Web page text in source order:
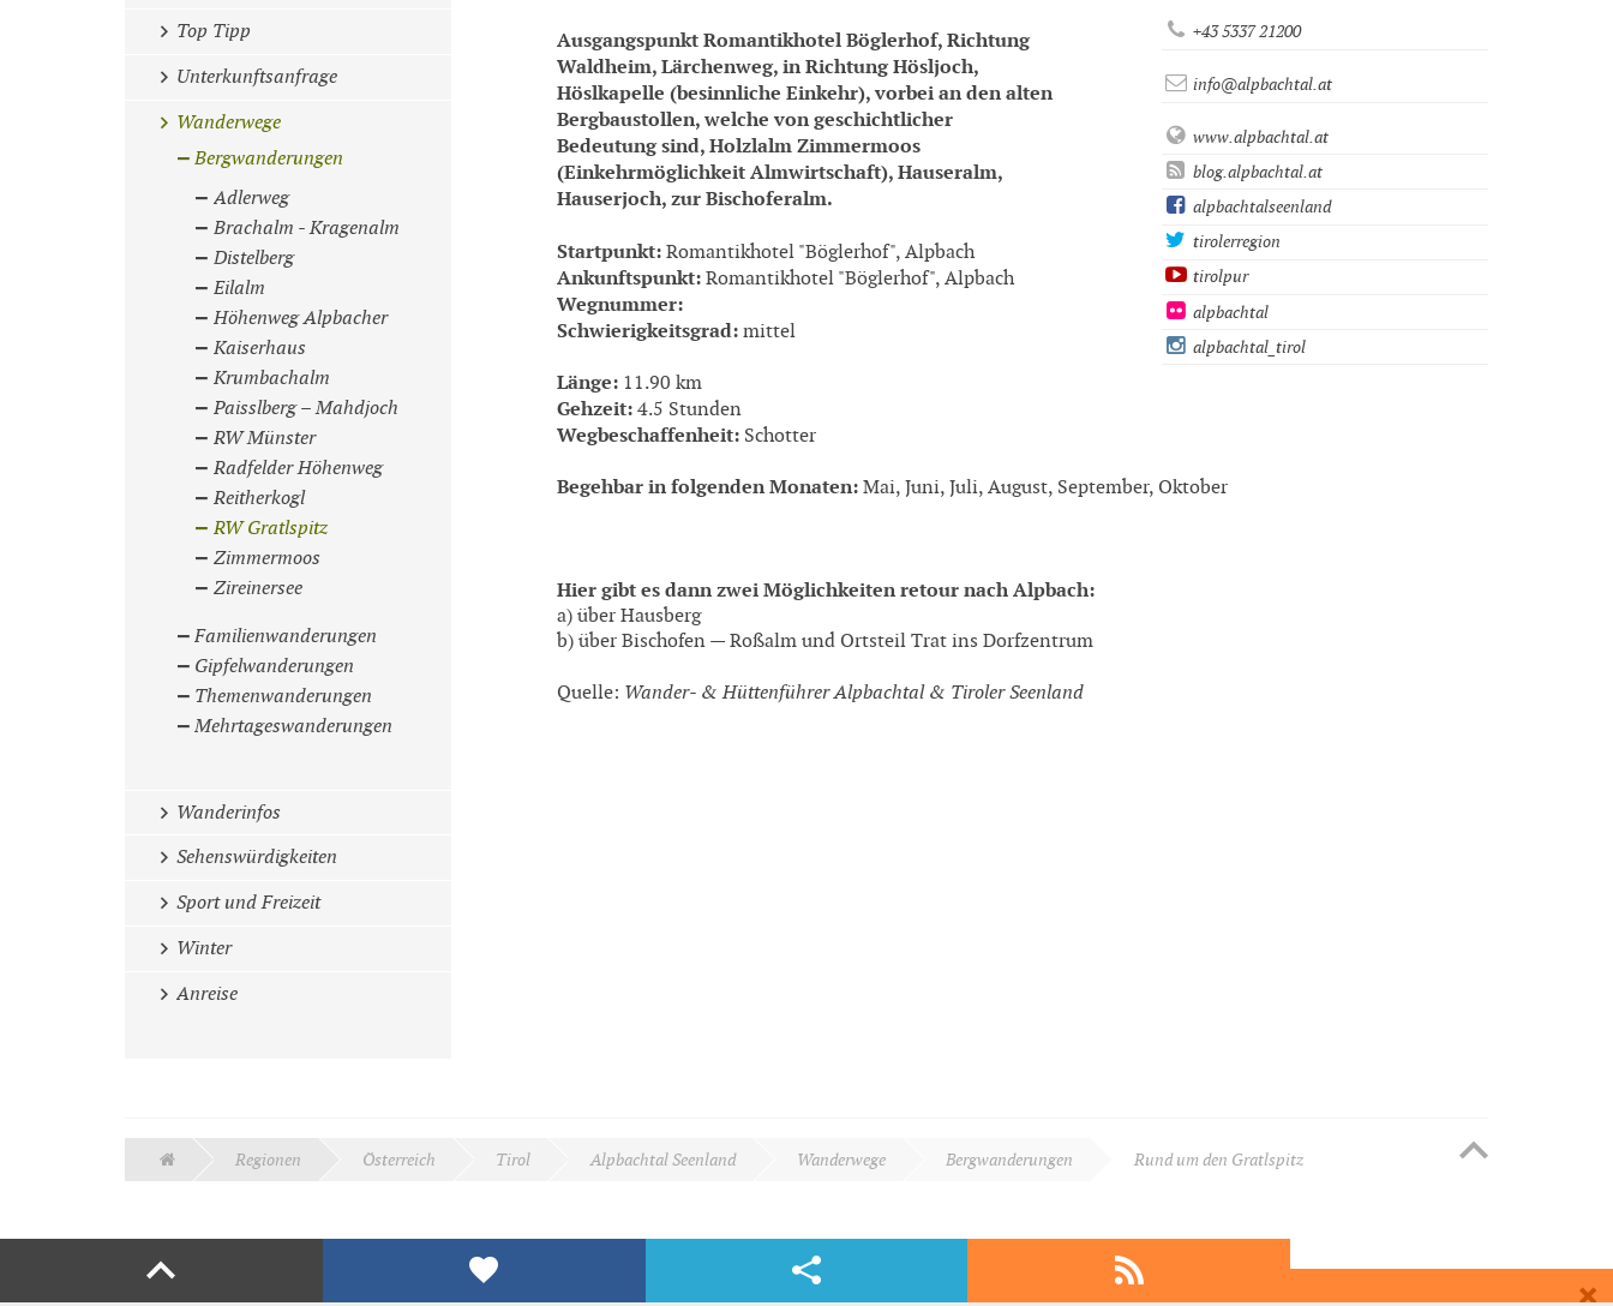
Ausgangspunkt Romantikhotel Böglerhof, Richtung
Waldheim, Lärchenweg, in Richtung Hösljoch,
Höslkapelle (besinnliche Einkehr), vorbei an den alten
Bergbaustollen, welche von geschichtlicher
Bedeutung sind, Holzlalm Zimmermoos
(Einkehrmöglichkeit Almwirtschaft), Hauseralm,
Hauserjoch, zur Bischoferalm.
Startpunkt: Romantikhotel "Böglerhof", Alpbach
Ankunftspunkt: Romantikhotel "Böglerhof", Alpbach
Wegnummer:
Schwierigkeitsgrad: mittel
Länge: 11.90 km
Gehzeit: 4.5 Stunden
Wegbeschaffenheit: Schotter
Begehbar in folgenden Monaten: Mai, Juni, Juli, August, September, Oktober
Hier gibt es dann zwei Möglichkeiten retour nach Alpbach:
a) über Hausberg
b) über Bischofen — Roßalm und Ortsteil Trat ins Dorfzentrum
Quelle: Wander- & Hüttenführer Alpbachtal & Tiroler Seenland
+43 5337 21200
info@alpbachtal.at
www.alpbachtal.at
blog.alpbachtal.at
alpbachtalseenland
tirolerregion
tirolpur
alpbachtal
alpbachtal_tirol
Top Tipp
Unterkunftsanfrage
Wanderwege
Bergwanderungen
Adlerweg
Brachalm - Kragenalm
Distelberg
Eilalm
Höhenweg Alpbacher
Kaiserhaus
Krumbachalm
Paisslberg – Mahdjoch
RW Münster
Radfelder Höhenweg
Reitherkogl
RW Gratlspitz
Zimmermoos
Zireinersee
Familienwanderungen
Gipfelwanderungen
Themenwanderungen
Mehrtageswanderungen
Wanderinfos
Sehenswürdigkeiten
Sport und Freizeit
Winter
Anreise
Regionen Österreich Tirol Alpbachtal Seenland Wanderwege Bergwanderungen Rund um den Gratlspitz
Liken
Teilen
Abonnieren